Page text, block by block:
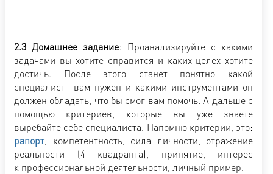
2.3 Домашнее задание: Проанализируйте с какими
задачами вы хотите справится и каких целех хотите
достичь. После этого станет понятно какой
специалист вам нужен и какими инструментами он
должен обладать, что бы смог вам помочь. А дальше с
помощью критериев, которые вы уже знаете
выребайте себе специалиста. Напомню критерии, это:
рапорт , компетентность, сила личности, отражение
реальности (4 квадранта), принятие, интерес
к профессиональной деятельности, личный пример.